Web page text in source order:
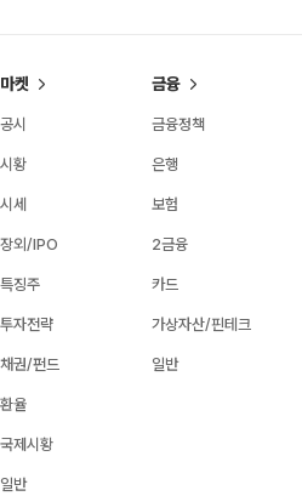
마켓
공시
시황
시세
장외/IPO
특징주
투자전략
채권/펀드
환율
국제시황
일반
금융
금융정책
은행
보험
2금융
카드
가상자산/핀테크
일반